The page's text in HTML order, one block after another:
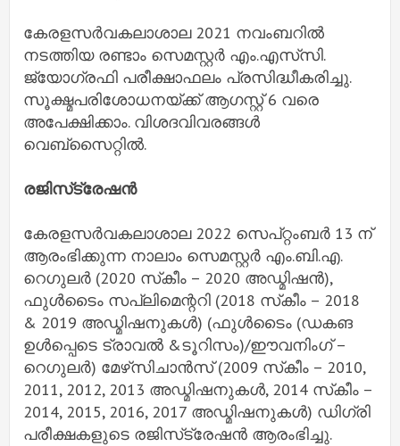
കേരളസര്‍വകലാശാല 2021 നവംബറില്‍
നടത്തിയ രണ്ടാം സെമസ്റ്റര്‍ എം.എസ്‌സി.
ജ്യോഗ്രഫി പരീക്ഷാഫലം പ്രസിദ്ധീകരിച്ചു.
സൂക്ഷ്മപരിശോധനയ്ക്ക് ആഗസ്റ്റ് 6 വരെ
അപേക്ഷിക്കാം. വിശദവിവരങ്ങള്‍
വെബ്‌സൈറ്റില്‍.
രജിസ്‌ട്രേഷന്‍
കേരളസര്‍വകലാശാല 2022 സെപ്റ്റംബര്‍ 13 ന്
ആരംഭിക്കുന്ന നാലാം സെമസ്റ്റര്‍ എം.ബി.എ.
റെഗുലര്‍ (2020 സ്‌കീം – 2020 അഡ്മിഷന്‍),
ഫുള്‍ടൈം സപ്ലിമെന്ററി (2018 സ്‌കീം – 2018
& 2019 അഡ്മിഷനുകള്‍) (ഫുള്‍ടൈം (ഡകങ
ഉള്‍പ്പെടെ ട്രാവല്‍ &ടൂറിസം)/ഈവനിംഗ് –
റെഗുലര്‍) മേഴ്‌സിചാന്‍സ് (2009 സ്‌കീം – 2010,
2011, 2012, 2013 അഡ്മിഷനുകള്‍, 2014 സ്‌കീം –
2014, 2015, 2016, 2017 അഡ്മിഷനുകള്‍) ഡിഗ്രി
പരീക്ഷകളുടെ രജിസ്‌ട്രേഷന്‍ ആരംഭിച്ചു.